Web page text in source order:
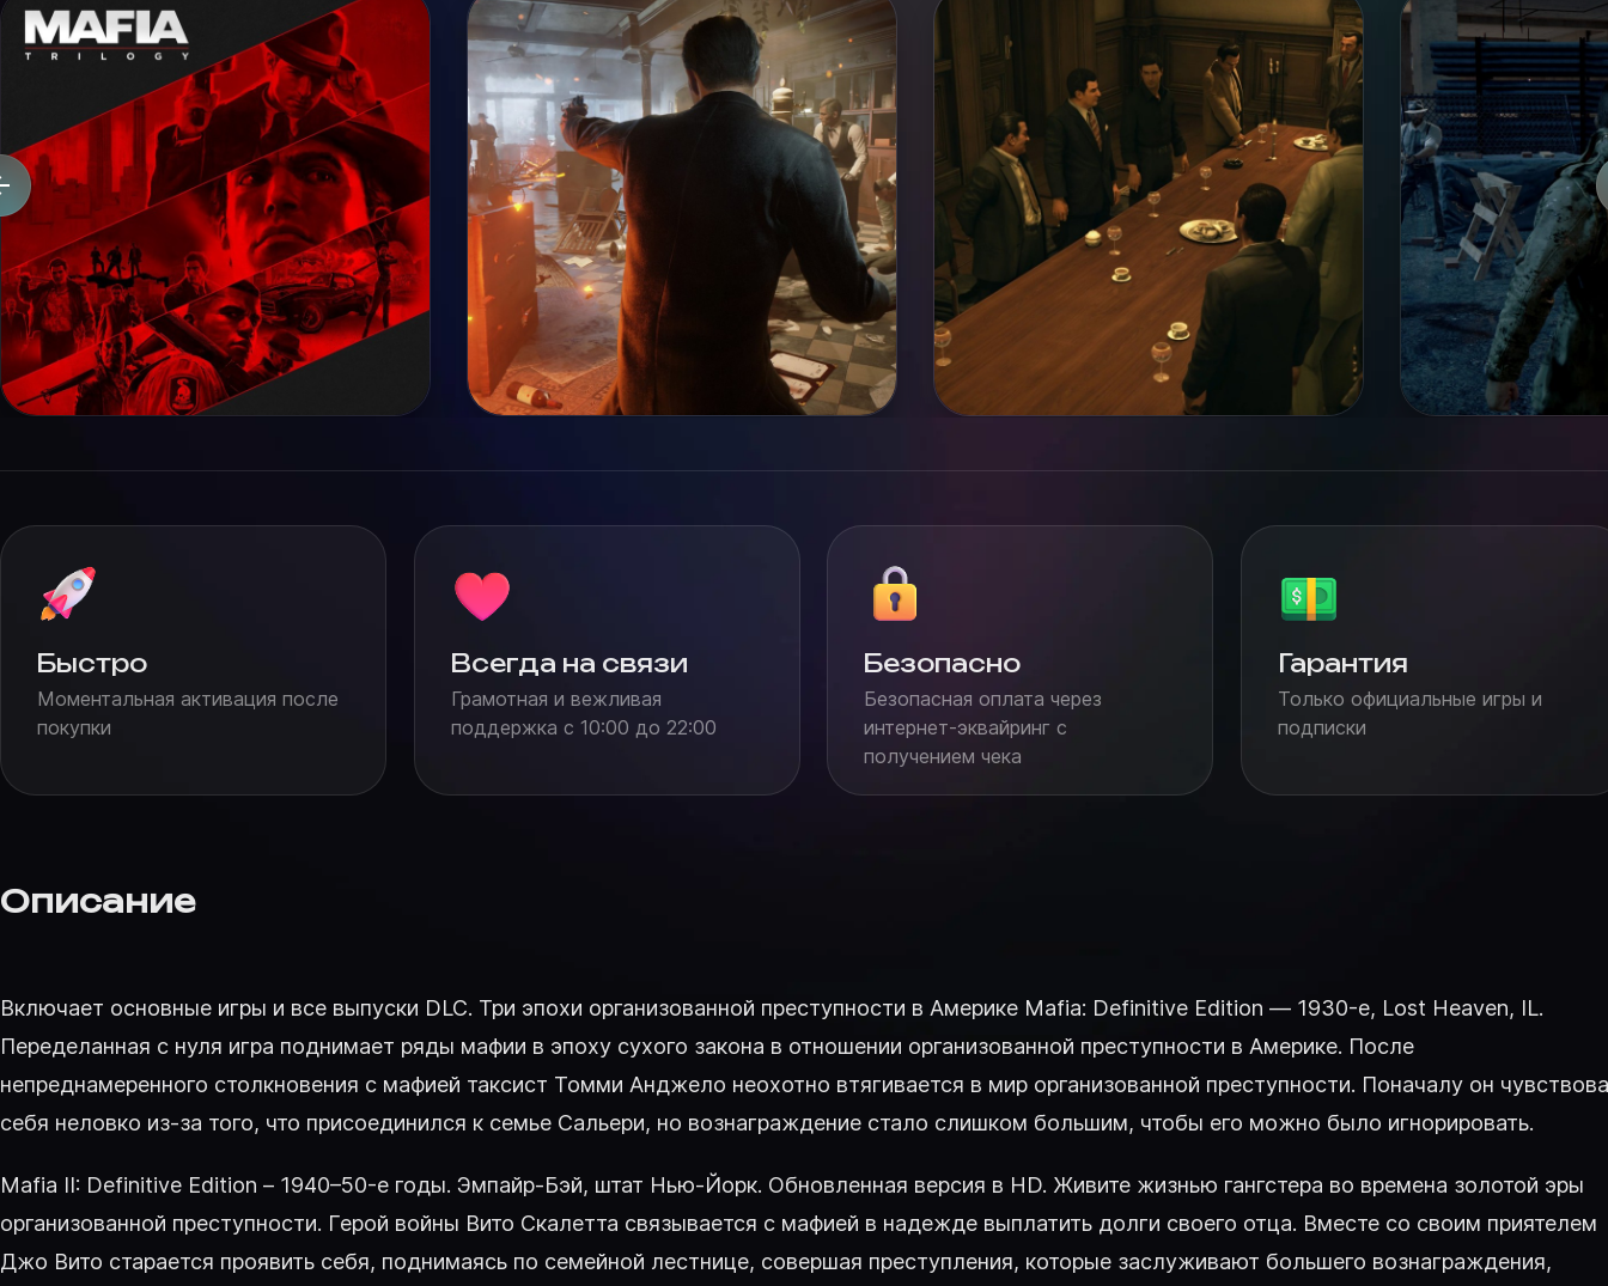
Быстро
Моментальная активация после
покупки
Всегда на связи
Грамотная и вежливая
поддержка с 10:00 до 22:00
Безопасно
Безопасная оплата через
интернет-эквайринг с
получением чека
Гарантия
Только официальные игры и
подписки
Описание
Включает основные игры и все выпуски DLC. Три эпохи организованной преступности в Америке Mafia: Definitive Edition — 1930-е, Lost Heaven, IL.
Переделанная с нуля игра поднимает ряды мафии в эпоху сухого закона в отношении организованной преступности в Америке. После
непреднамеренного столкновения с мафией таксист Томми Анджело неохотно втягивается в мир организованной преступности. Поначалу он
себя неловко из-за того, что присоединился к семье Сальери, но вознаграждение стало слишком большим, чтобы его можно было игнорировать.
Mafia II: Definitive Edition – 1940–50-е годы. Эмпайр-Бэй, штат Нью-Йорк. Обновленная версия в HD. Живите жизнью гангстера во времена золотой эры
организованной преступности. Герой войны Вито Скалетта связывается с мафией в надежде выплатить долги своего отца. Вместе со своим приятелем
Джо Вито старается проявить себя, поднимаясь по семейной лестнице, совершая преступления, которые заслуживают большего вознаграждения,